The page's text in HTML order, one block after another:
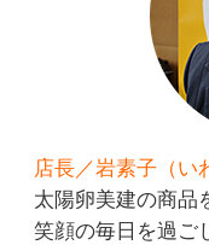
店長／岩素子（い
太陽卵美建の商品
笑顔の毎日を過ご